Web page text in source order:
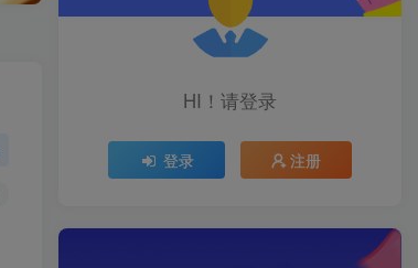
HI！请登录
登录 注册